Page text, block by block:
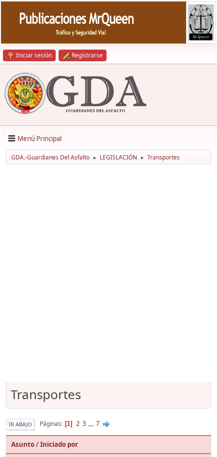
Iniciar sesión Registrarse
Menú Principal
GDA.-Guardianes Del Asfalto ► LEGISLACIÓN ► Transportes
Transportes
IR ABAJO Páginas 1 2 3 ... 7
Asunto/Iniciado por